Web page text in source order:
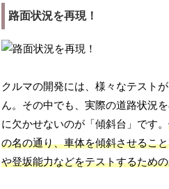
路面状況を再現！
クルマの開発には、様々なテスト
ん。その中でも、実際の道路状況
に欠かせないのが「傾斜台」です。
の名の通り、車体を傾斜させるこ
や登坂能力などをテストするため